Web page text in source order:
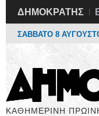
ΔΗΜΟΚΡΑΤΗΣ
ΣΑΒΒΑΤΟ 8
ΚΑΘΗΜΕΡΙΝΗ